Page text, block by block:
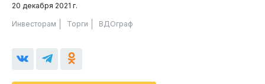
20 декабря 2021 г.
Инвесторам Торги ВДОграф